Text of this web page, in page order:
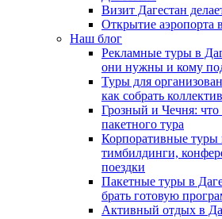
Визит Дагестан
Открытие аэропорта
Наш блог
Рекламные туры в
они нужны и кому
Туры для
как собрать
Грозный и Чечня: что
пакетного тура
Корпоративные туры
тимбилдинги,
поездки
Пакетные туры в
брать готовую
Активный отдых в